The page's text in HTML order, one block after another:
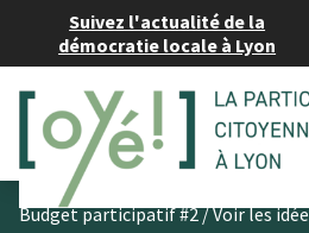
Suivez l'actualité de la
démocratie locale à Lyon
Budget participatif #2/Voir les